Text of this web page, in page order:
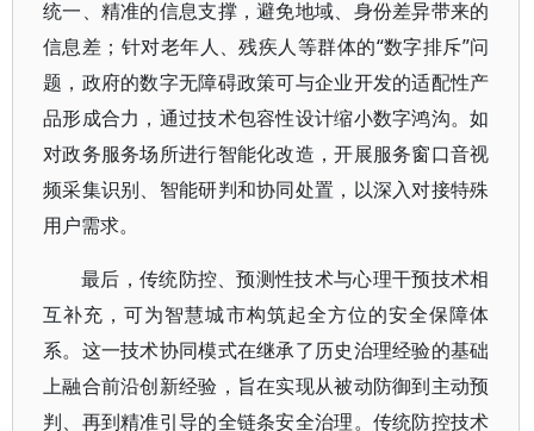
统一、精准的信息支撑，避免地域、身份差异带来的
信息差；针对老年人、残疾人等群体的“数字排斥”问
题，政府的数字无障碍政策可与企业开发的适配性产
品形成合力，通过技术包容性设计缩小数字鸿沟。如
对政务服务场所进行智能化改造，开展服务窗口音视
频采集识别、智能研判和协同处置，以深入对接特殊
用户需求。
最后，传统防控、预测性技术与心理干预技术相
互补充，可为智慧城市构筑起全方位的安全保障体
系。这一技术协同模式在继承了历史治理经验的基础
上融合前沿创新经验，旨在实现从被动防御到主动预
判、再到精准引导的全链条安全治理。传统防控技术